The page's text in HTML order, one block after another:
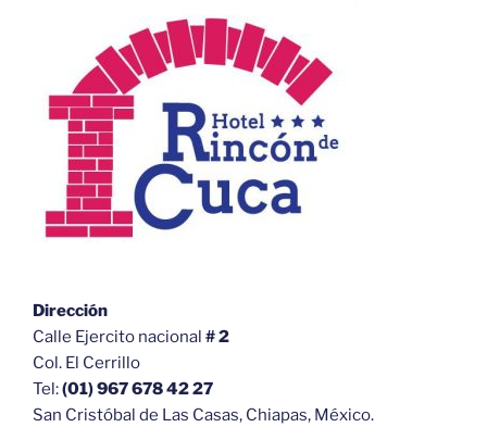
Dirección
Calle Ejercito nacional # 2
Col. El Cerrillo
Tel:(01) 967 678 42 27
San Cristóbal de Las Casas, Chiapas, México.